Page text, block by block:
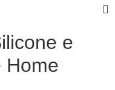
e
Home